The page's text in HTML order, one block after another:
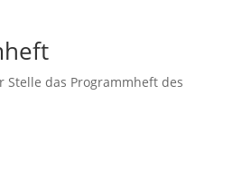
Stelle das Programmheft des